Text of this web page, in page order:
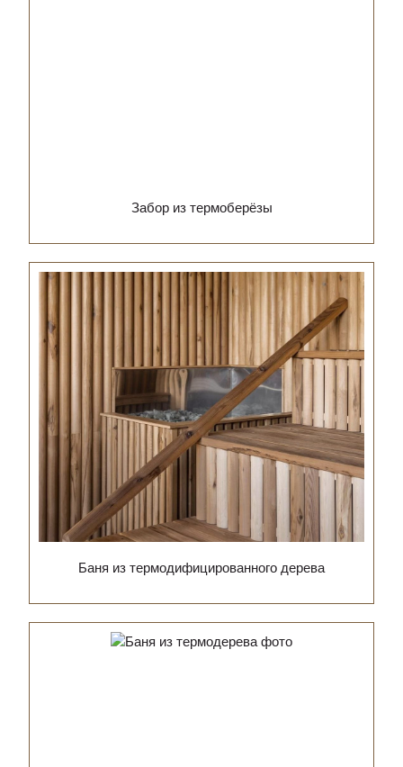
Забор из термоберёзы
Баня из термодифицированного дерева